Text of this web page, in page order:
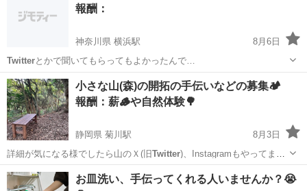
報酬：
神奈川県 横浜駅
8月6日
Twitterとかで聞いてもらってもよかったんで…
神奈川 横浜市 横浜駅 教えて 恋愛相談
小さな山(森)の開拓の手伝いなどの募集🏕️
報酬：薪🪵や自然体験🌳
静岡県 菊川駅
8月3日
詳細が気になる様でしたら山のＸ(旧Twitter)、Instagramもやってま
す…
静岡 御前崎市 菊川駅 その他 手伝い
お皿洗い、手伝ってくれる人いませんか？😭